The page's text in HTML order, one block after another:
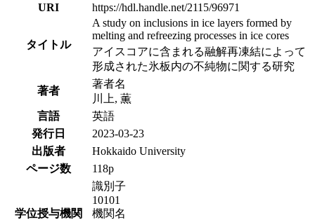
URI
https://hdl.handle.net/2115/96971
タイトル
A study on inclusions in ice layers formed by
melting and refreezing processes in ice cores
アイスコアに含まれる融解再凍結によって
形成された氷板内の不純物に関する研究
著者
著者名
川上, 薫
言語
英語
発行日
2023-03-23
出版者
Hokkaido University
ページ数
118p
学位授与機関
識別子
10101
機関名